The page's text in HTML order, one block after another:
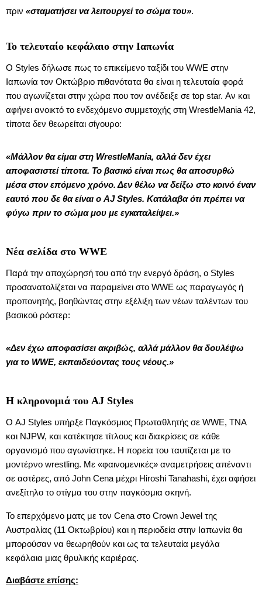
πριν «σταματήσει να λειτουργεί το σώμα του».
Το τελευταίο κεφάλαιο στην Ιαπωνία
Ο Styles δήλωσε πως το επικείμενο ταξίδι του WWE στην
Ιαπωνία τον Οκτώβριο πιθανότατα θα είναι η τελευταία φορά
που αγωνίζεται στην χώρα που τον ανέδειξε σε top star. Αν και
αφήνει ανοικτό το ενδεχόμενο συμμετοχής στη WrestleMania 42,
τίποτα δεν θεωρείται σίγουρο:
«Μάλλον θα είμαι στη WrestleMania, αλλά δεν έχει
αποφασιστεί τίποτα. Το βασικό είναι πως θα αποσυρθώ
μέσα στον επόμενο χρόνο. Δεν θέλω να δείξω στο κοινό έναν
εαυτό που δε θα είναι ο AJ Styles. Κατάλαβα ότι πρέπει να
φύγω πριν το σώμα μου με εγκαταλείψει.»
Νέα σελίδα στο WWE
Παρά την αποχώρησή του από την ενεργό δράση, ο Styles
προσανατολίζεται να παραμείνει στο WWE ως παραγωγός ή
προπονητής, βοηθώντας στην εξέλιξη των νέων ταλέντων του
βασικού ρόστερ:
«Δεν έχω αποφασίσει ακριβώς, αλλά μάλλον θα δουλέψω
για το WWE, εκπαιδεύοντας τους νέους.»
Η κληρονομιά του AJ Styles
Ο AJ Styles υπήρξε Παγκόσμιος Πρωταθλητής σε WWE, TNA
και NJPW, και κατέκτησε τίτλους και διακρίσεις σε κάθε
οργανισμό που αγωνίστηκε. Η πορεία του ταυτίζεται με το
μοντέρνο wrestling. Με «φαινομενικές» αναμετρήσεις απέναντι
σε αστέρες, από John Cena μέχρι Hiroshi Tanahashi, έχει αφήσει
ανεξίτηλο το στίγμα του στην παγκόσμια σκηνή.
Το επερχόμενο ματς με τον Cena στο Crown Jewel της
Αυστραλίας (11 Οκτωβρίου) και η περιοδεία στην Ιαπωνία θα
μπορούσαν να θεωρηθούν και ως τα τελευταία μεγάλα
κεφάλαια μιας θρυλικής καριέρας.
Διαβάστε επίσης: